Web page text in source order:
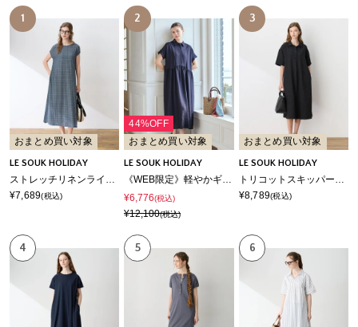
1
おまとめ買い対象
LE SOUK HOLIDAY
ストレッチリネンライクプリントワンピース【接触冷感・UVカット】
¥7,689(税込)
2
44%OFF
おまとめ買い対象
LE SOUK HOLIDAY
《WEB限定》軽やかギャザーワンピース
¥6,776(税込)
¥12,100(税込)
3
おまとめ買い対象
LE SOUK HOLIDAY
トリコットスキッパーワンピース【接触冷感・UVカット】
¥8,789(税込)
4 5 6